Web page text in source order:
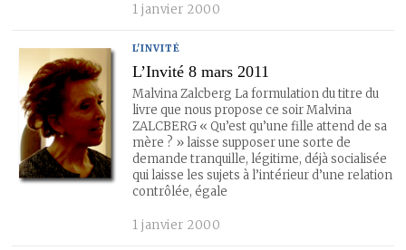
1 janvier 2000
L'INVITÉ
L’Invité 8 mars 2011
Malvina Zalcberg La formulation du titre du
livre que nous propose ce soir Malvina
ZALCBERG « Qu’est qu’une fille attend de sa
mère ? » laisse supposer une sorte de
demande tranquille, légitime, déjà socialisée
qui laisse les sujets à l’intérieur d’une relation
contrôlée, égale
1 janvier 2000